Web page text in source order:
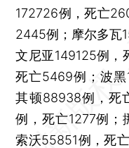
172726例，死亡
2445例；摩尔多瓦
文尼亚149125例，
死亡5469例；波黑
其顿88938例，死
例，死亡1277例；
索沃55851例，死